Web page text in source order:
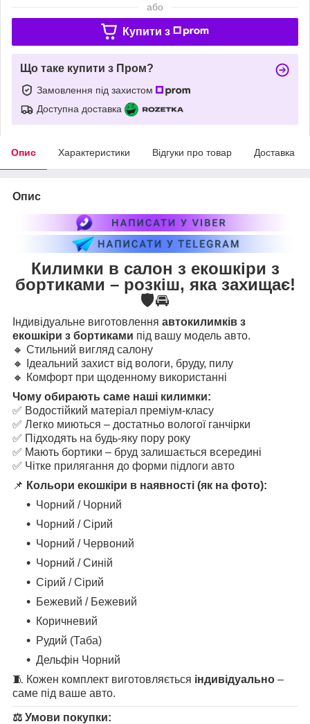
або
Купити з
Що таке купити з Пром?
Замовлення під захистом
Доступна доставка
Опис Характеристики Відгуки про товар Доставка
Опис
Килимки в салон з екошкіри з
бортиками – розкіш, яка захищає!
🛡️🚘
Індивідуальне виготовлення автокилимків з
екошкіри з бортиками під вашу модель авто.
🔸 Стильний вигляд салону
🔸 Ідеальний захист від вологи, бруду, пилу
🔸 Комфорт при щоденному використанні
Чому обирають саме наші килимки:
✅ Водостійкий матеріал преміум-класу
✅ Легко миються – достатньо вологої ганчірки
✅ Підходять на будь-яку пору року
✅ Мають бортики – бруд залишається всередині
✅ Чітке прилягання до форми підлоги авто
📌 Кольори екошкіри в наявності (як на фото):
Чорний / Чорний
Чорний / Сірий
Чорний / Червоний
Чорний / Синій
Сірий / Сірий
Бежевий / Бежевий
Коричневий
Рудий (Таба)
Дельфін Чорний
🧵 Кожен комплект виготовляється індивідуально –
саме під ваше авто.
⚖️ Умови покупки: